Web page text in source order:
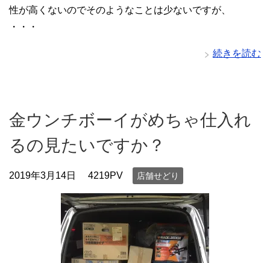
性が高くないのでそのようなことは少ないですが、
・・・
続きを読む
金ウンチボーイがめちゃ仕入れ
るの見たいですか？
2019年3月14日 4219PV 店舗せどり